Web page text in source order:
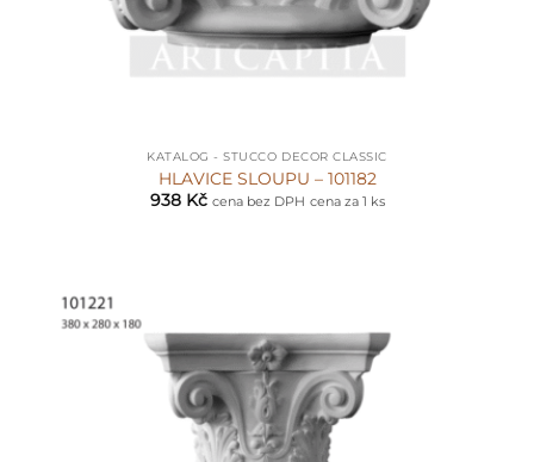
KATALOG - STUCCO DECOR CLASSIC
HLAVICE SLOUPU – 101182
938 Kč cena bez DPH cena za 1 ks